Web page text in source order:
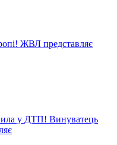
ЖВЛ представляє
у ДТП! Винуватець